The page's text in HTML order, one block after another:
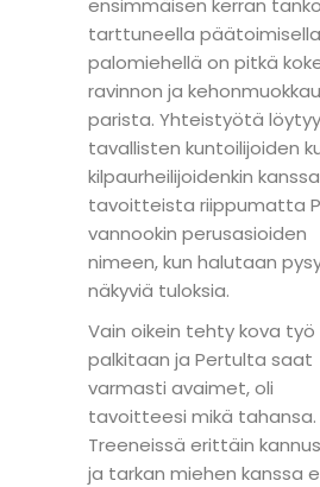
ensimmäisen kerran
tarttuneella päätoimisella
palomiehellä on pitkä
ravinnon ja
parista. Yhteistyötä
tavallisten kuntoilijoiden
kilpaurheilijoidenkin
tavoitteista riippumatta
vannookin perusasioiden
nimeen, kun halutaan
näkyviä tuloksia.
Vain oikein tehty kova työ
palkitaan ja Pertulta saat
varmasti avaimet, oli
tavoitteesi mikä tahansa.
Treeneissä erittäin
ja tarkan miehen kanssa